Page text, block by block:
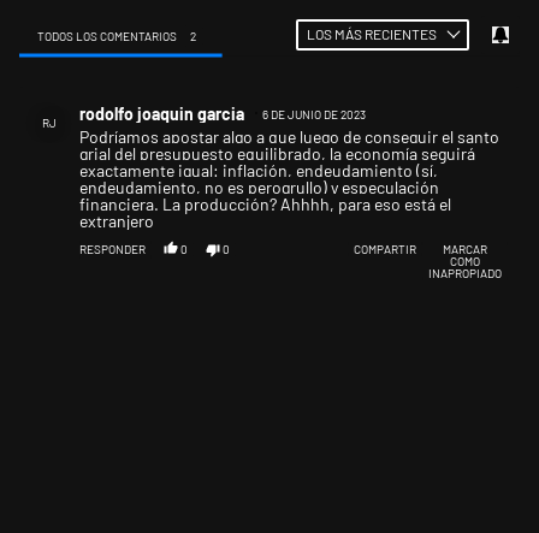
TODOS LOS COMENTARIOS 2 LOS MÁS RECIENTES
RJ rodolfo joaquin garcia 6 DE JUNIO DE 2023
Podríamos apostar algo a que luego de conseguir el santo
grial del presupuesto equilibrado, la economía seguirá
exactamente igual: inflación, endeudamiento (sí,
endeudamiento, no es perogrullo) y especulación
financiera. La producción? Ahhhh, para eso está el
extranjero
RESPONDER 0 0 COMPARTIR
MARCAR
COMO
INAPROPIADO